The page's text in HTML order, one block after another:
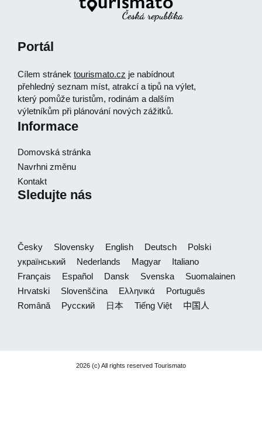
Portál
Cílem stránek tourismato.cz je nabídnout
přehledný seznam míst, atrakcí a tipů na výlet,
který pomůže turistům, rodinám a dalším
výletníkům při plánování nových zážitků.
Informace
Domovská stránka
Navrhni změnu
Kontakt
Sledujte nás
Česky Slovensky English Deutsch
Polski
український
Nederlands Magyar
Italiano
Français
Español Dansk Svenska
Suomalainen
Hrvatski
Slovenščina Ελληνικά
Português
Română
Русский 日本 Tiếng Việt 中国人
2026 (c) All rights reserved Tourismato